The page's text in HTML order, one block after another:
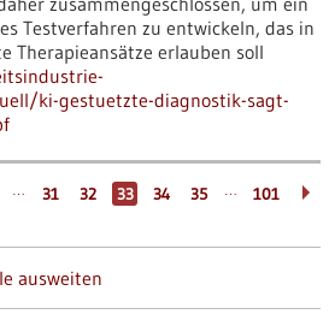
Testverfahren zu entwickeln, das in
Therapieansätze erlauben soll
ki-gestuetzte-diagnostik-sagt-
… 31 32 33 34 35 … 101
ausweiten